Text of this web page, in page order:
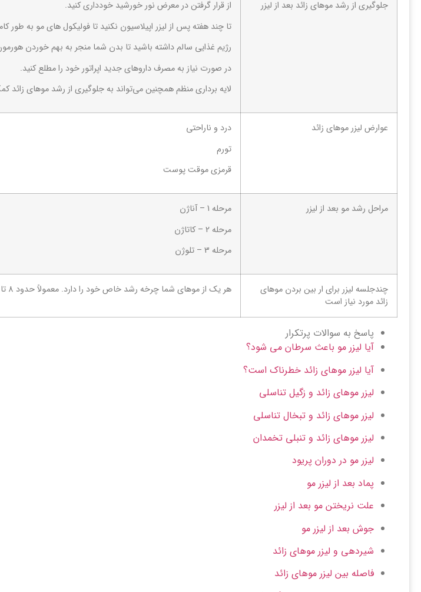
جلوگیری از رشد موهای زائد بعد از لیزر
از قرار گرفتن در معرض نور خورشید خودداری کنید.
تا چند هفته پس از لیزر اپیلاسیون نکنید تا فولیکول های مو به طور
رژیم غذایی سالم داشته باشید تا بدن شما منجر به بهم خوردن
در صورت نیاز به مصرف داروهای جدید اپراتور خود را مطلع کنید.
لایه برداری منظم همچنین می‌تواند به جلوگیری از رشد موهای زائد
عوارض لیزر موهای زائد
درد و ناراحتی
تورم
قرمزی موقت پوست
مراحل رشد مو بعد از لیزر
مرحله 1 – آناژن
مرحله 2 – کاتاژن
مرحله 3 – تلوژن
چندجلسه لیزر برای ار بین بردن موهای
زائد مورد نیاز است
هر یک از موهای شما چرخه رشد خاص خود را دارد. معمولاً حدود 8 تا 10 درمان کافی است.
پاسخ به سوالات پرتکرار
آیا لیزر مو باعث سرطان می شود؟
آیا لیزر موهای زائد خطرناک است؟
لیزر موهای زائد و زگیل تناسلی
لیزر موهای زائد و تبخال تناسلی
لیزر موهای زائد و تنبلی تخمدان
لیزر مو در دوران پریود
پماد بعد از لیزر مو
علت نریختن مو بعد از لیزر
جوش بعد از لیزر مو
شیردهی و لیزر موهای زائد
فاصله بین لیزر موهای زائد